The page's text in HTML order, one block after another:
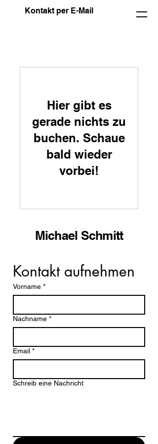
Kontakt per E-Mail
Hier gibt es
gerade nichts zu
buchen. Schaue
bald wieder
vorbei!
Michael Schmitt
Kontakt aufnehmen
Vorname *
Nachname *
Email *
Schreib eine Nachricht